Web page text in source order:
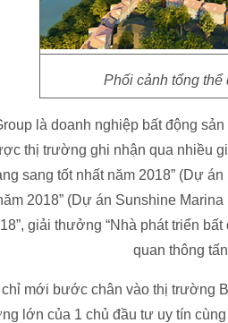
Phối cảnh tổng thể
là doanh nghiệp bất động
thị trường ghi nhận qua nhiều
sang tốt nhất năm 2018” (Dự
2018” (Dự án Sunshine
giải thưởng “Nhà phát triển
quan thông
mới bước chân vào thị trường
lớn của 1 chủ đầu tư uy tín